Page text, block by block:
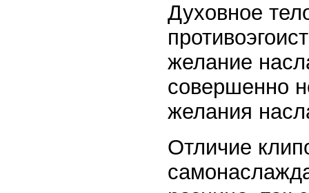
Духовное
желание
совершенно
желания
Отличие